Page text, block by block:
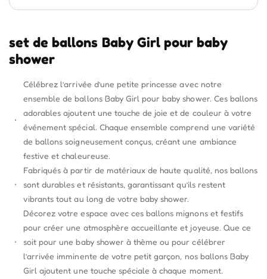
set de ballons Baby Girl pour baby
shower
Célébrez l’arrivée d’une petite princesse avec notre
ensemble de ballons Baby Girl pour baby shower. Ces ballons
adorables ajoutent une touche de joie et de couleur à votre
événement spécial. Chaque ensemble comprend une variété
de ballons soigneusement conçus, créant une ambiance
festive et chaleureuse.
Fabriqués à partir de matériaux de haute qualité, nos ballons
sont durables et résistants, garantissant qu’ils restent
vibrants tout au long de votre baby shower.
Décorez votre espace avec ces ballons mignons et festifs
pour créer une atmosphère accueillante et joyeuse. Que ce
soit pour une baby shower à thème ou pour célébrer
l’arrivée imminente de votre petit garçon, nos ballons Baby
Girl ajoutent une touche spéciale à chaque moment.